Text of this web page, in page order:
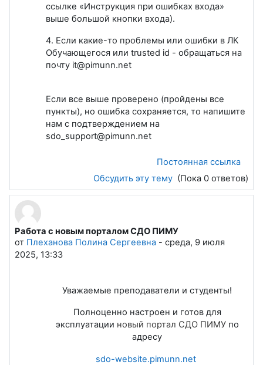
ссылке «Инструкция при ошибках входа»
выше большой кнопки входа).
4. Если какие-то проблемы или ошибки в ЛК
Обучающегося или trusted id - обращаться на
почту it@pimunn.net
Если все выше проверено (пройдены все
пункты), но ошибка сохраняется, то напишите
нам с подтверждением на
sdo_support@pimunn.net
Постоянная ссылка
Обсудить эту тему (Пока 0 ответов)
Работа с новым порталом СДО ПИМУ
от Плеханова Полина Сергеевна - среда, 9 июля
2025, 13:33
Уважаемые преподаватели и студенты!
Полноценно настроен и готов для
эксплуатации новый портал СДО ПИМУ по
адресу
sdo-website.pimunn.net